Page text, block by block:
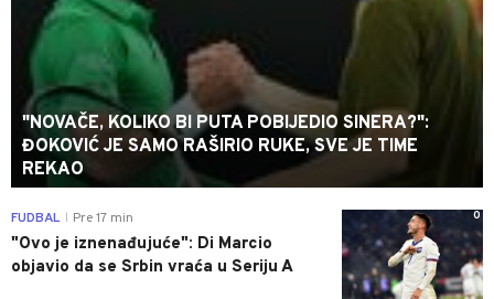
"NOVAČE, KOLIKO BI PUTA POBIJEDIO SINERA?":
ĐOKOVIĆ JE SAMO RAŠIRIO RUKE, SVE JE TIME
REKAO
0
FUDBAL Pre 17 min
"Ovo je iznenađujuće": Di Marcio
objavio da se Srbin vraća u Seriju A